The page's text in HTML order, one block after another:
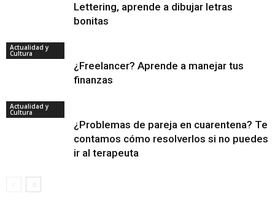
Lettering, aprende a dibujar letras
bonitas
Actualidad y
Cultura
¿Freelancer? Aprende a manejar tus
finanzas
Actualidad y
Cultura
¿Problemas de pareja en cuarentena? Te
contamos cómo resolverlos si no puedes
ir al terapeuta